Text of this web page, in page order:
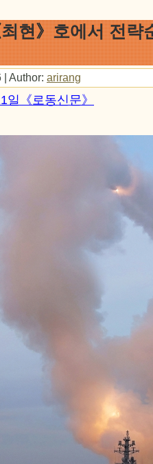
현》호에서 전략
| Author: arirang
일《로동신문》